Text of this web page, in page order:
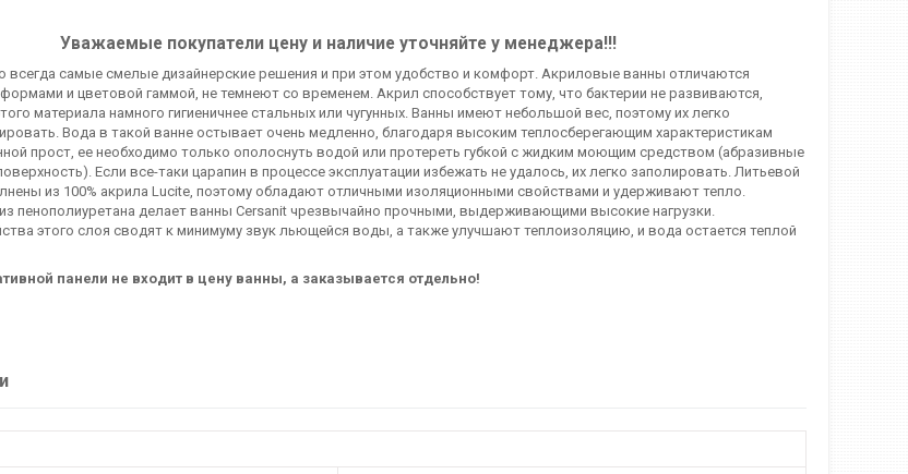
Уважаемые покупатели цену и наличие уточняйте у менеджера!!!
всегда самые смелые дизайнерские решения и при этом удобство и комфорт. Акриловые ванны отличаются
и цветовой гаммой, не темнеют со временем. Акрил способствует тому, что бактерии не развиваются,
материала намного гигиеничнее стальных или чугунных. Ванны имеют небольшой вес, поэтому их легко
Вода в такой ванне остывает очень медленно, благодаря высоким теплосберегающим характеристикам
прост, ее необходимо только ополоснуть водой или протереть губкой с жидким моющим средством (абразивные
Если все-таки царапин в процессе эксплуатации избежать не удалось, их легко заполировать. Литьевой
из 100% акрила Lucite, поэтому обладают отличными изоляционными свойствами и удерживают тепло.
пенополиуретана делает ванны Cersanit чрезвычайно прочными, выдерживающими высокие нагрузки.
этого слоя сводят к минимуму звук льющейся воды, а также улучшают теплоизоляцию, и вода остается теплой
панели не входит в цену ванны, а заказывается отдельно!